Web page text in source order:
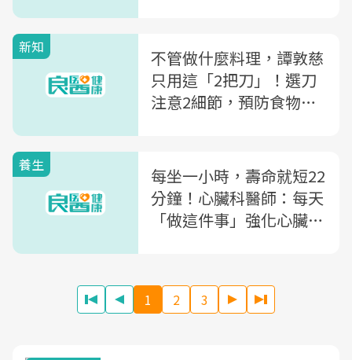
新知
不管做什麼料理，譚敦慈
只用這「2把刀」！選刀
注意2細節，預防食物中
養生
每坐一小時，壽命就短22
分鐘！心臟科醫師：每天
「做這件事」強化心臟、
1 2 3